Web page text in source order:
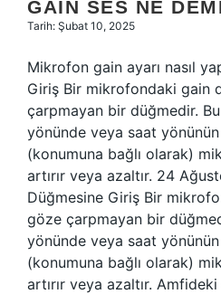
GAIN SES NE
Tarih: Şubat 10, 2025
Mikrofon gain ayarı nasıl
Giriş Bir mikrofondaki gain
çarpmayan bir düğmedir.
yönünde veya saat
(konumuna bağlı olarak)
artırır veya azaltır. 24
Düğmesine Giriş Bir
göze çarpmayan bir
yönünde veya saat
(konumuna bağlı olarak)
artırır veya azaltır.